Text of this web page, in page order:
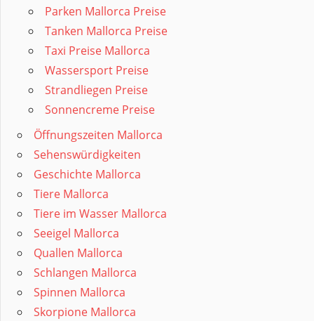
Parken Mallorca Preise
Tanken Mallorca Preise
Taxi Preise Mallorca
Wassersport Preise
Strandliegen Preise
Sonnencreme Preise
Öffnungszeiten Mallorca
Sehenswürdigkeiten
Geschichte Mallorca
Tiere Mallorca
Tiere im Wasser Mallorca
Seeigel Mallorca
Quallen Mallorca
Schlangen Mallorca
Spinnen Mallorca
Skorpione Mallorca